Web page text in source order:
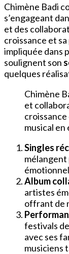
Chimène Badi
s’engageant
et des
croissance et
impliquée dans
soulignent son
quelques
Chimène
et
musical
Singles
Album
artistes
offrant de
festivals
avec ses
musiciens